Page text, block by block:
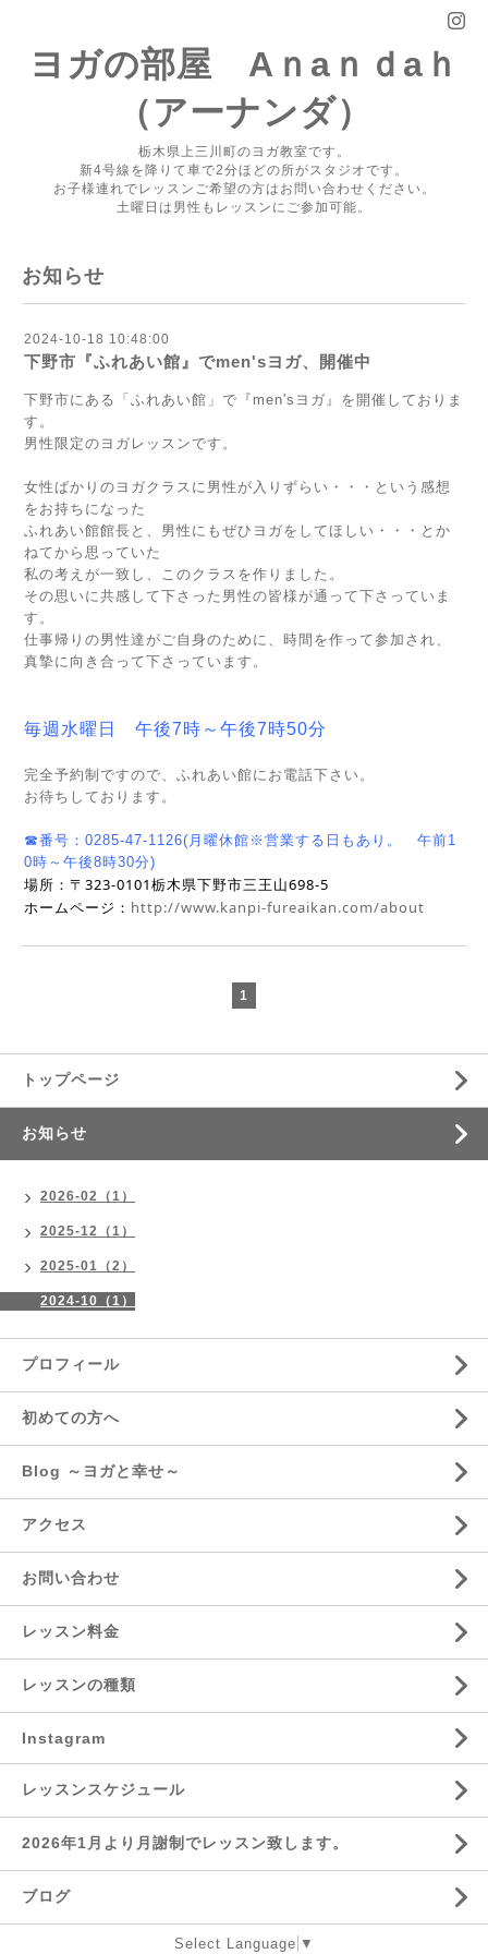
ヨガの部屋 Aｎaｎｄaｈ
（アーナンダ）
栃木県上三川町のヨガ教室です。
新4号線を降りて車で2分ほどの所がスタジオです。
お子様連れでレッスンご希望の方はお問い合わせください。
土曜日は男性もレッスンにご参加可能。
お知らせ
2024-10-18 10:48:00
下野市『ふれあい館』でmen'sヨガ、開催中
下野市にある「ふれあい館」で『men'sヨガ』を開催しておりま
す。
男性限定のヨガレッスンです。
女性ばかりのヨガクラスに男性が入りずらい・・・という感想
をお持ちになった
ふれあい館館長と、男性にもぜひヨガをしてほしい・・・とか
ねてから思っていた
私の考えが一致し、このクラスを作りました。
その思いに共感して下さった男性の皆様が通って下さっていま
す。
仕事帰りの男性達がご自身のために、時間を作って参加され、
真摯に向き合って下さっています。
毎週水曜日 午後7時～午後7時50分
完全予約制ですので、ふれあい館にお電話下さい。
お待ちしております。
☎番号：0285-47-1126(月曜休館※営業する日もあり。 午前1
0時～午後8時30分)
場所： 〒323-0101栃木県下野市三王山698-5
ホームページ： http://www.kanpi-fureaikan.com/about
1
トップページ
お知らせ
2026-02（1）
2025-12（1）
2025-01（2）
2024-10（1）
プロフィール
初めての方へ
Blog ～ヨガと幸せ～
アクセス
お問い合わせ
レッスン料金
レッスンの種類
Instagram
レッスンスケジュール
2026年1月より月謝制でレッスン致します。
ブログ
Select Language ▼